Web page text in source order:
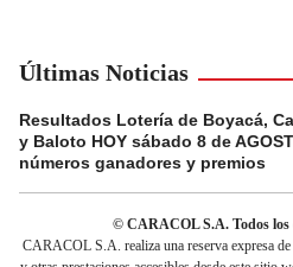
Últimas Noticias
Resultados Lotería de Boyacá,
y Baloto HOY sábado 8 de
números ganadores y premios
© CARACOL S.A. Todos los
CARACOL S.A. realiza una reserva expresa